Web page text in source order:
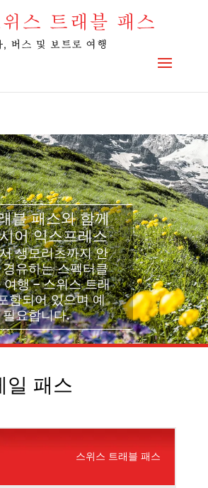
property "url" on false in
swiss-pass-ch/wp-
divi-overlays.php
블 패스와 함께
어 익스프레스
생모리츠까지 안
유하는 스펙터클
행 – 스위스 트래
함되어 있으며 예
요합니다.
일 패스
스위스 트래블 패스